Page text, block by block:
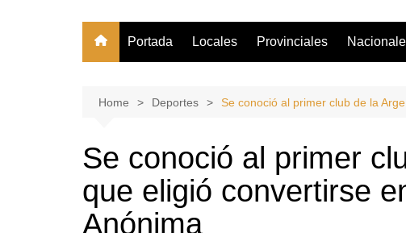
Portada Locales Provinciales
Home Deportes Se conoció al primer club de la
Se conoció al primer
que eligió convertirse
Anónima